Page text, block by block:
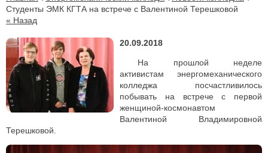
Студенты ЭМК КГТА на встрече с Валентиной Терешковой
« Назад
20.09.2018
На прошлой неделе
активистам энергомеханического
колледжа посчастливилось
побывать на встрече с первой
женщиной-космонавтом
Валентиной Владимировной
Терешковой.